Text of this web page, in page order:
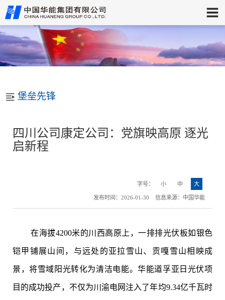
堡垒先锋
四川公司康定公司：党旗映高原 逐光
启新程
字号： 小 中 大
发布时间：2026-01-30 信息来源：中国华能
在海拔4200米的川西高原上，一排排光伏板如银色
铠甲铺展山间，与远处的亚拉雪山、贡嘎雪山相映成
景，将雪域阳光转化为清洁电能。华能道孚亚日光伏项
目的成功投产，不仅为川渝电网注入了年均9.34亿千瓦时